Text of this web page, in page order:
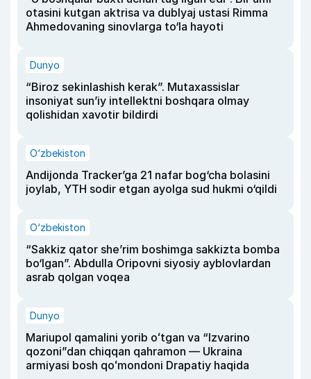
otasini kutgan aktrisa va dublyaj ustasi Rimma
Ahmedovaning sinovlarga to‘la hayoti
Dunyo
“Biroz sekinlashish kerak”. Mutaxassislar
insoniyat sun’iy intellektni boshqara olmay
qolishidan xavotir bildirdi
O‘zbekiston
Andijonda Tracker’ga 21 nafar bog‘cha bolasini
joylab, YTH sodir etgan ayolga sud hukmi o‘qildi
O‘zbekiston
“Sakkiz qator she’rim boshimga sakkizta bomba
bo‘lgan”. Abdulla Oripovni siyosiy ayblovlardan
asrab qolgan voqea
Dunyo
Mariupol qamalini yorib oʻtgan va “Izvarino
qozoni”dan chiqqan qahramon — Ukraina
armiyasi bosh qoʻmondoni Drapatiy haqida